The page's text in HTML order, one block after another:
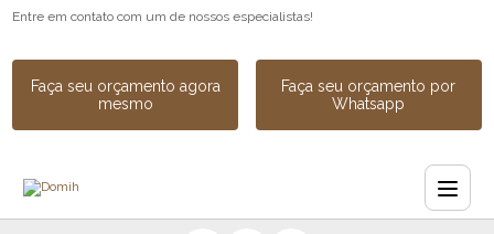
Entre em contato com um de nossos especialistas!
Faça seu orçamento agora
mesmo
Faça seu orçamento por
Whatsapp